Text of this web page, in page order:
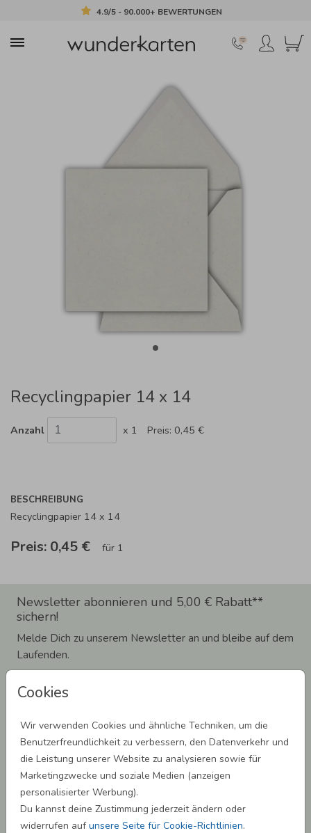
4.9/5 - 90.000+ BEWERTUNGEN
Cookies
Wir verwenden Cookies und ähnliche Techniken, um die
Benutzerfreundlichkeit zu verbessern, den Datenverkehr und
die Leistung unserer Website zu analysieren sowie für
Marketingzwecke und soziale Medien (anzeigen
personalisierter Werbung).
Du kannst deine Zustimmung jederzeit ändern oder
widerrufen aufunsere Seite für Cookie-Richtlinien.
Recyclingpapier 14 x 14
Anzahl x 1 Preis: 0,45 €
BESCHREIBUNG
Recyclingpapier 14 x 14
Preis: 0,45 € für 1
Newsletter abonnieren und 5,00 € Rabatt**
sichern!
Melde Dich zu unserem Newsletter an und bleibe auf dem
Laufenden.
Einwilligung zur Datennutzung für Marketingzwecke: Hiermit willigst Du ein,
dass wir Dich mit neuesten Informationen aus unserem Angebot informieren
können. Dies umfasst den Versand unseres Newsletters. Zudem können wir Dir
Produktinformationen zu Deinen Interessen auf anderen Plattformen wie
Facebook und Google anzeigen. Um Dir diesen Service anbieten zu können,
nutzen wir Deine personenbezogenen Daten und teilen diese auch mit Dritten,
wenn erforderlich. Du kannst diese Einwilligung jederzeit widerrufen. Weitere
Informationen erhätst Du in unserer Datenschutzerklärung.